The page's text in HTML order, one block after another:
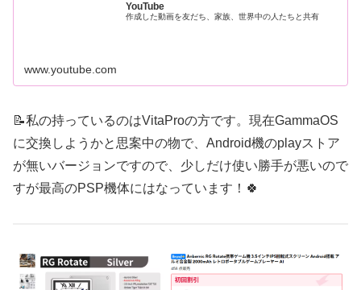
YouTube
作成した動画を友だち、家族、世界中の人たちと共有
www.youtube.com
📝私の持っているのはVitaProの方です。現在GammaOS
に交換しようかと思案中の物で、Android機のplayストア
が無いバージョンですので、少しだけ使い勝手が悪いので
すが最高のPSP機体にはなっています！🍀